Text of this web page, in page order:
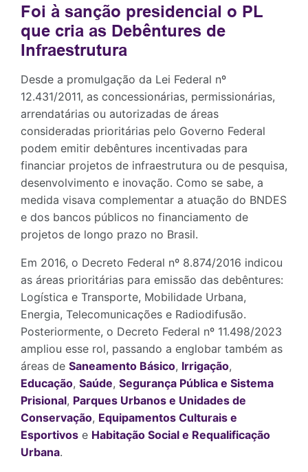
Foi à sanção presidencial o PL
que cria as Debêntures de
Infraestrutura
Desde a promulgação da Lei Federal nº
12.431/2011, as concessionárias, permissionárias,
arrendatárias ou autorizadas de áreas
consideradas prioritárias pelo Governo Federal
podem emitir debêntures incentivadas para
financiar projetos de infraestrutura ou de pesquisa,
desenvolvimento e inovação. Como se sabe, a
medida visava complementar a atuação do BNDES
e dos bancos públicos no financiamento de
projetos de longo prazo no Brasil.
Em 2016, o Decreto Federal nº 8.874/2016 indicou
as áreas prioritárias para emissão das debêntures:
Logística e Transporte, Mobilidade Urbana,
Energia, Telecomunicações e Radiodifusão.
Posteriormente, o Decreto Federal nº 11.498/2023
ampliou esse rol, passando a englobar também as
áreas de Saneamento Básico, Irrigação,
Educação, Saúde, Segurança Pública e Sistema
Prisional, Parques Urbanos e Unidades de
Conservação, Equipamentos Culturais e
Esportivos e Habitação Social e Requalificação
Urbana.